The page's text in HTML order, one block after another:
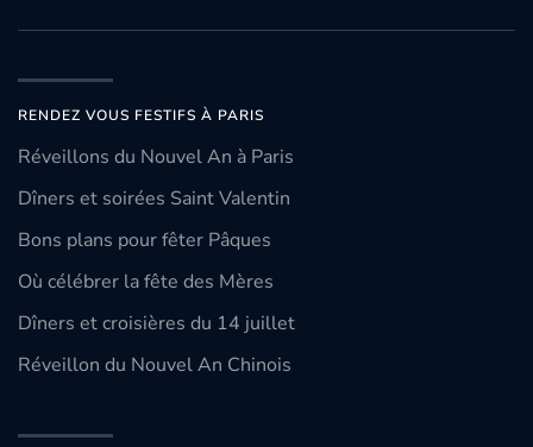
RENDEZ VOUS FESTIFS À PARIS
Réveillons du Nouvel An à Paris
Dîners et soirées Saint Valentin
Bons plans pour fêter Pâques
Où célébrer la fête des Mères
Dîners et croisières du 14 juillet
Réveillon du Nouvel An Chinois